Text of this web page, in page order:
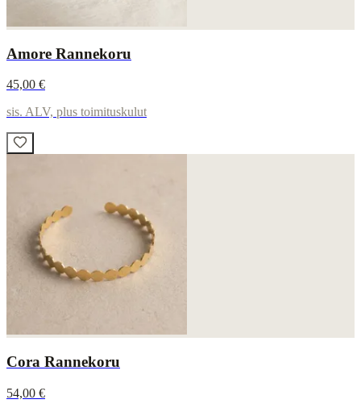
Amore Rannekoru
45,00 €
sis. ALV, plus toimituskulut
Cora Rannekoru
54,00 €